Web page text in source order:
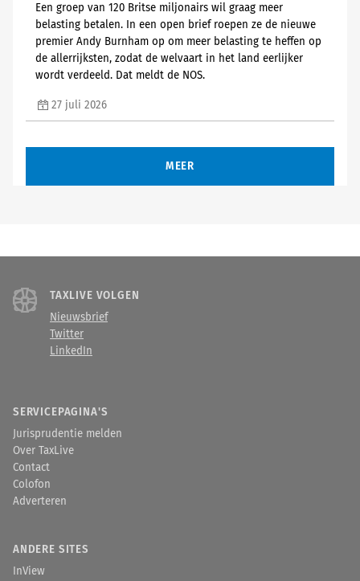
Een groep van 120 Britse miljonairs wil graag meer
belasting betalen. In een open brief roepen ze de nieuwe
premier Andy Burnham op om meer belasting te heffen op
de allerrijksten, zodat de welvaart in het land eerlijker
wordt verdeeld. Dat meldt de NOS.
27 juli 2026
MEER
TAXLIVE VOLGEN
Nieuwsbrief
Twitter
LinkedIn
SERVICEPAGINA'S
Jurisprudentie melden
Over TaxLive
Contact
Colofon
Adverteren
ANDERE SITES
InView